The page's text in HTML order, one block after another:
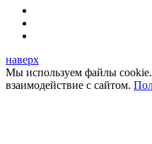
наверх
Мы используем файлы
взаимодействие с сайтом.